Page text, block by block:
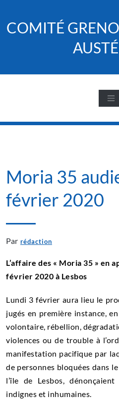
content
COMITÉ
Moria 35
février 2020
Par rédaction
L’affaire des « Moria 35 » en
février 2020 à Lesbos
Lundi 3 février aura lieu le
jugés en première instance,
volontaire, rébellion,
violences ou de trouble à
manifestation pacifique par
de personnes bloquées dans
l’île de Lesbos,
indignes et inhumaines.